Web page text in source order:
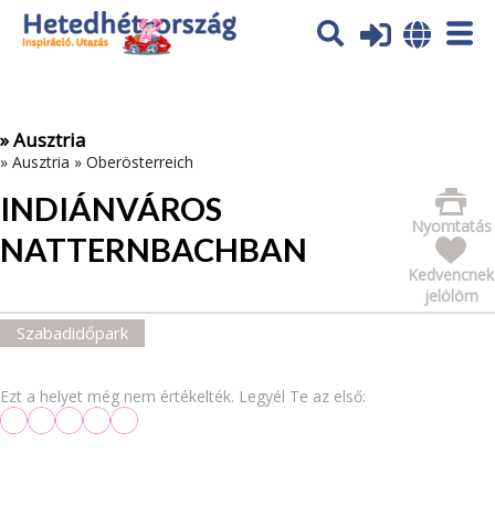
Az oldal sütiket (cookies) használ. További tájékoztatás itt:
Adatvédelmi tájékoztató
» Ausztria
» Ausztria » Oberösterreich
INDIÁNVÁROS
NATTERNBACHBAN
Nyomtatás
Kedvencnek
jelölöm
Szabadidőpark
Ezt a helyet még nem értékelték. Legyél Te az első: